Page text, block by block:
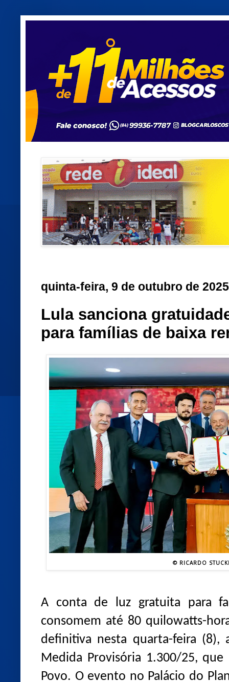
quinta-feira, 9 de outubro de 2025
Lula sanciona
para famílias de baixa
© RICARDO
A conta de luz gratuita para
consomem até 80 quilowatts-
definitiva nesta quarta-feira (8),
Medida Provisória 1.300/25,
Povo. O evento no Palácio do